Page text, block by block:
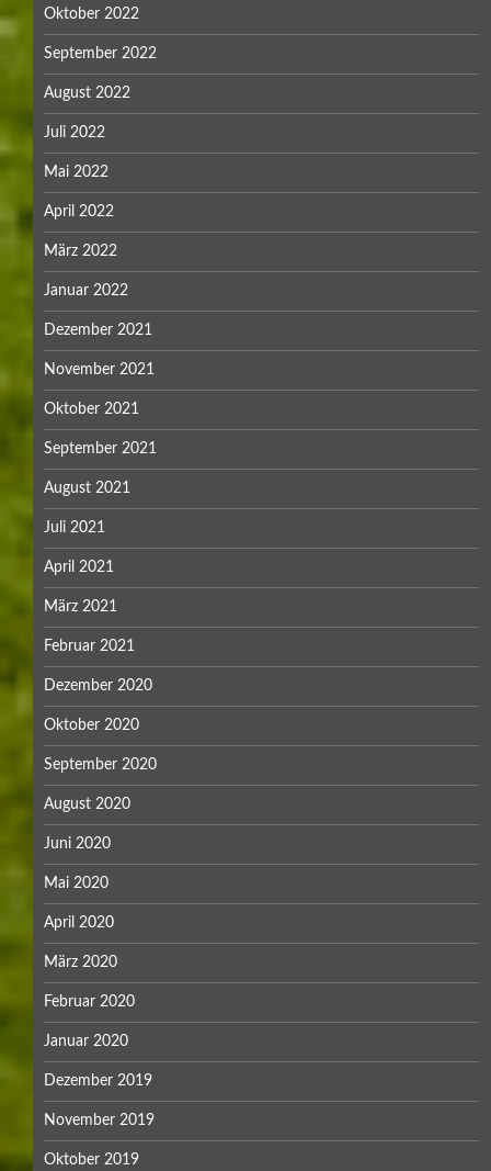
Oktober 2022
September 2022
August 2022
Juli 2022
Mai 2022
April 2022
März 2022
Januar 2022
Dezember 2021
November 2021
Oktober 2021
September 2021
August 2021
Juli 2021
April 2021
März 2021
Februar 2021
Dezember 2020
Oktober 2020
September 2020
August 2020
Juni 2020
Mai 2020
April 2020
März 2020
Februar 2020
Januar 2020
Dezember 2019
November 2019
Oktober 2019